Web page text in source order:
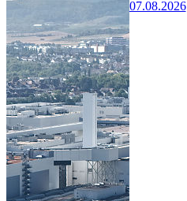
07.08.2026